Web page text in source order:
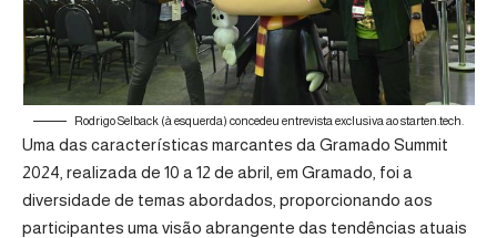
Rodrigo Selback (à esquerda) concedeu entrevista exclusiva ao starten.tech.
Uma das características marcantes da Gramado Summit
2024, realizada de 10 a 12 de abril, em Gramado, foi a
diversidade de temas abordados, proporcionando aos
participantes uma visão abrangente das tendências atuais